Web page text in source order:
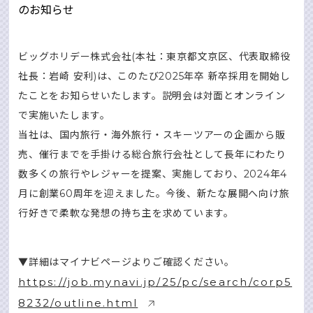
ビッグホリデー株式会社(本社：東京都文京区、代表取締役
社長：岩崎 安利)は、このたび2025年卒 新卒採用を開始し
たことをお知らせいたします。説明会は対面とオンライン
で実施いたします。
当社は、国内旅行・海外旅行・スキーツアーの企画から販
売、催行までを手掛ける総合旅行会社として長年にわたり
数多くの旅行やレジャーを提案、実施しており、2024年4
月に創業60周年を迎えました。今後、新たな展開へ向け旅
行好きで柔軟な発想の持ち主を求めています。
▼詳細はマイナビページよりご確認ください。
https://job.mynavi.jp/25/pc/search/corp5
8232/outline.html